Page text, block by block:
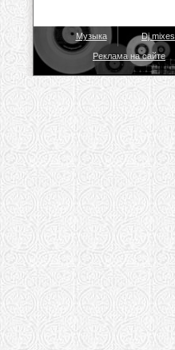
Музыка Dj mixes
Реклама на сайте